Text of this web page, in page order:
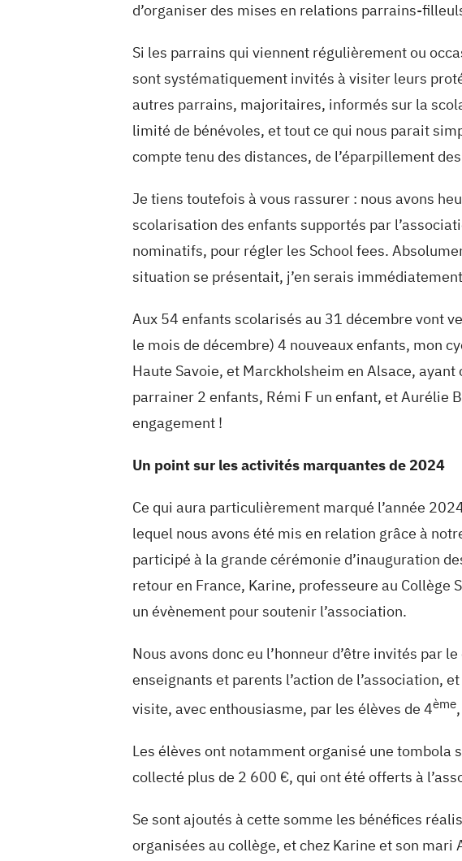
d’organiser des mises en relations parrains-
Si les parrains qui viennent régulièrement ou
sont systématiquement invités à visiter leurs
autres parrains, majoritaires, informés sur la
limité de bénévoles, et tout ce qui nous parait
compte tenu des distances, de l’éparpillement
Je tiens toutefois à vous rassurer : nous avons
scolarisation des enfants supportés par
nominatifs, pour régler les School fees.
situation se présentait, j’en serais
Aux 54 enfants scolarisés au 31 décembre vont
le mois de décembre) 4 nouveaux enfants, mon
Haute Savoie, et Marckholsheim en Alsace,
parrainer 2 enfants, Rémi F un enfant, et Aurélie
engagement !
Un point sur les activités marquantes de 2024
Ce qui aura particulièrement marqué l’année
lequel nous avons été mis en relation grâce à
participé à la grande cérémonie d’inauguration
retour en France, Karine, professeure au Collège
un évènement pour soutenir l’association.
Nous avons donc eu l’honneur d’être invités par
enseignants et parents l’action de l’association,
visite, avec enthousiasme, par les élèves de 4ème
Les élèves ont notamment organisé une tombola
collecté plus de 2 600 €, qui ont été offerts à
Se sont ajoutés à cette somme les bénéfices
organisées au collège, et chez Karine et son